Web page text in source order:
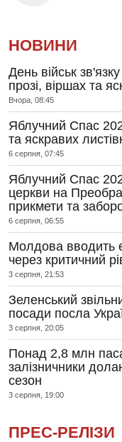
НОВИНИ
День військ
прозі, віршах та
Вчора, 08:45
Яблучний Спас
та яскравих
6 серпня, 07:45
Яблучний Спас
церкви на
прикмети та
6 серпня, 06:55
Молдова вводить
через критичний
3 серпня, 21:53
Зеленський
посади посла
3 серпня, 20:05
Понад 2,8 млн
залізничники
сезон
3 серпня, 19:00
ПРЕС-РЕЛІЗИ